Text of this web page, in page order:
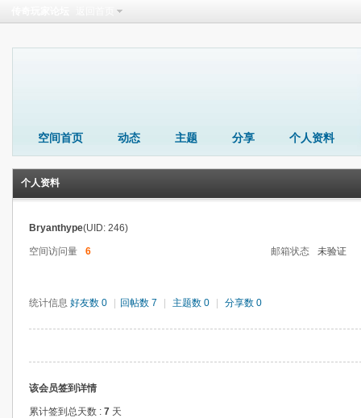
空间首页 动态 主题 分享 个人资料
个人资料
Bryanthype(UID: 246)
空间访问量 6 邮箱状态 未验证
统计信息 好友数 0 回帖数 7 主题数 0 分享数 0
该会员签到详情
累计签到总天数 : 7 天